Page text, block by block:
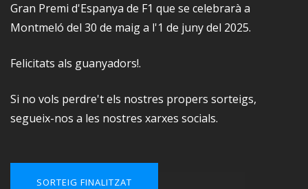
Gran Premi d'Espanya de F1 que se celebrarà a
Montmeló del 30 de maig a l'1 de juny del 2025.
Felicitats als guanyadors!.
Si no vols perdre't els nostres propers sorteigs,
segueix-nos a les nostres xarxes socials.
SORTEIG FINALITZAT